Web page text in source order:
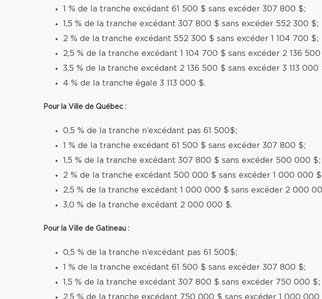
1 % de la tranche excédant 61 500 $ sans excéder 307 800 $;
1,5 % de la tranche excédant 307 800 $ sans excéder 552 300 $;
2 % de la tranche excédant 552 300 $ sans excéder 1 104 700 $;
2,5 % de la tranche excédant 1 104 700 $ sans excéder 2 136 500
3,5 % de la tranche excédant 2 136 500 $ sans excéder 3 113 000
4 % de la tranche égale 3 113 000 $.
Pour la Ville de Québec :
0,5 % de la tranche n’excédant pas 61 500$;
1 % de la tranche excédant 61 500 $ sans excéder 307 800 $;
1,5 % de la tranche excédant 307 800 $ sans excéder 500 000 $;
2 % de la tranche excédant 500 000 $ sans excéder 1 000 000
2,5 % de la tranche excédant 1 000 000 $ sans excéder 2 000
3,0 % de la tranche excédant 2 000 000 $.
Pour la Ville de Gatineau :
0,5 % de la tranche n’excédant pas 61 500$;
1 % de la tranche excédant 61 500 $ sans excéder 307 800 $;
1,5 % de la tranche excédant 307 800 $ sans excéder 750 000 $;
2,5 % de la tranche excédant 750 000 $ sans excéder 1 000 000